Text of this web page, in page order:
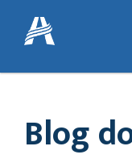
Blog